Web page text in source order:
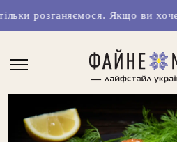
Якщо ви хочете